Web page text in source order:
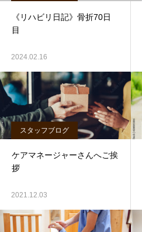
《リハビリ日記》骨折70日
目
2024.02.16
スタッフブログ
ケアマネージャーさんへご挨
拶
2021.12.03